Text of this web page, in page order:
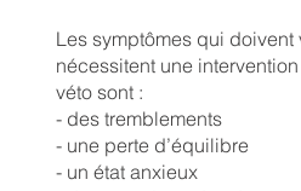
Les symptômes qui doivent
nécessitent une
véto sont :
- des tremblements
- une perte d’équilibre
- un état anxieux